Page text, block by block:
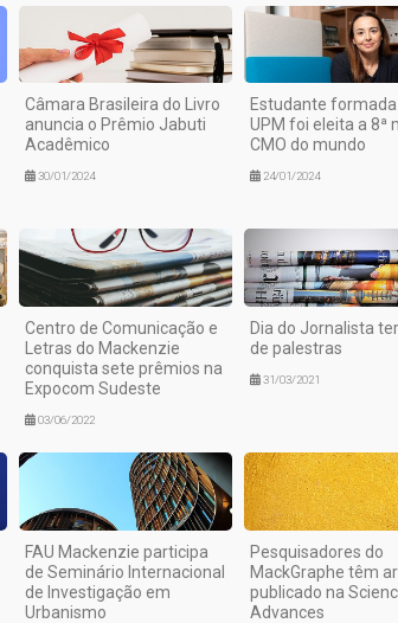
Câmara Brasileira do Livro
anuncia o Prêmio Jabuti
Acadêmico
30/01/2024
Estudante formada
UPM foi eleita a 8ª
CMO do mundo
24/01/2024
Centro de Comunicação e
Letras do Mackenzie
conquista sete prêmios na
Expocom Sudeste
03/06/2022
Dia do Jornalista
de palestras
31/03/2021
FAU Mackenzie participa
de Seminário Internacional
de Investigação em
Urbanismo
Pesquisadores do
MackGraphe têm
publicado na
Advances